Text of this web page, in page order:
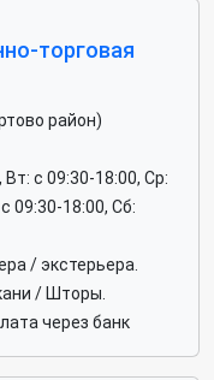
торговая
район)
Вт: c 09:30-18:00, Ср:
09:30-18:00, Сб:
/ экстерьера.
/ Шторы.
через банк